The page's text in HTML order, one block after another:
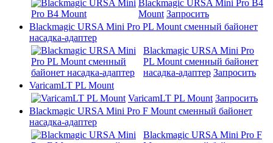
Blackmagic URSA Mini Pro B4
Mount Запросить
Blackmagic URSA Mini Pro PL Mount сменный байонет
насадка-адаптер
Blackmagic URSA Mini Pro
PL Mount сменный байонет
насадка-адаптер Запросить
VaricamLT PL Mount
VaricamLT PL Mount Запросить
Blackmagic URSA Mini Pro F Mount сменный байонет
насадка-адаптер
Blackmagic URSA Mini Pro F